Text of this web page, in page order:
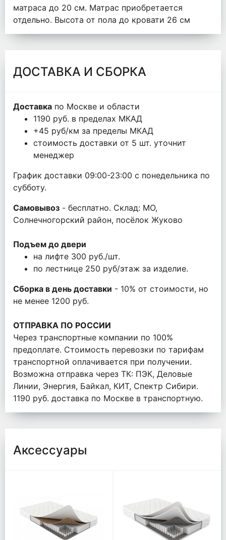
матраса до 20 см. Матрас приобретается
отдельно. Высота от пола до кровати 26 см
ДОСТАВКА И СБОРКА
Доставка по Москве и области
1190 руб. в пределах МКАД
+45 руб/км за пределы МКАД
стоимость доставки от 5 шт. уточнит
менеджер
График доставки 09:00-23:00 с понедельника по
субботу.
Самовывоз - бесплатно. Склад: МО,
Солнечногорский район, посёлок Жуково
Подъем до двери
на лифте 300 руб./шт.
по лестнице 250 руб/этаж за изделие.
Сборка в день доставки - 10% от стоимости, но
не менее 1200 руб.
ОТПРАВКА ПО РОССИИ
Через транспортные компании по 100%
предоплате. Стоимость перевозки по тарифам
транспортной оплачивается при получении.
Возможна отправка через ТК: ПЭК, Деловые
Линии, Энергия, Байкал, КИТ, Спектр Сибири.
1190 руб. доставка по Москве в транспортную.
Аксессуары